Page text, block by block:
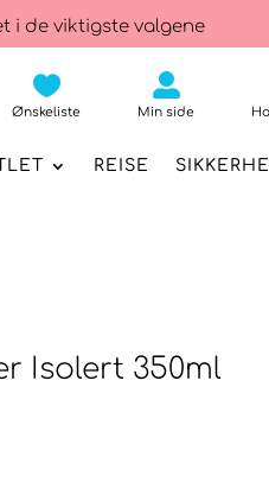
i de viktigste valgene

Ønskeliste

Min side
REISE
Isolert 350ml